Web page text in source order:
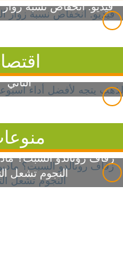
فيديو: انخفاض نسبة زوار
الذهب يتجه لأفضل أداء
الثاني
زفاف رونالدو السبت؟
النجوم تشعل